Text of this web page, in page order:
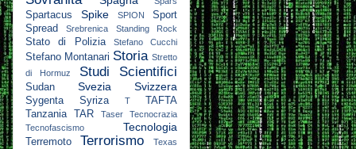
Spartacus Spike SPION
Sport
Spread
Srebrenica Standing Rock
Stato di Polizia Stefano Cucchi
Stefano Montanari Storia Stretto
di Hormuz
Studi Scientifici
Sudan Svezia Svizzera
Sygenta Syriza T
TAFTA
Tanzania
TAR Taser
Tecnocrazia
Tecnofascismo
Tecnologia
Terremoto Terrorismo
Texas